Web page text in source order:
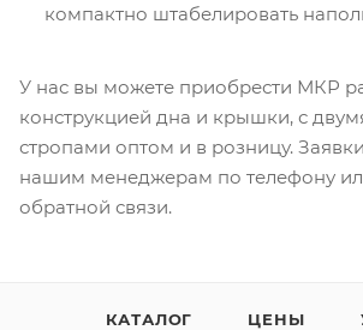
компактно штабелировать
У нас вы можете приобрести МКР
конструкцией дна и крышки, с
стропами оптом и в розницу.
нашим менеджерам по телефону
обратной связи.
КАТАЛОГ ЦЕНЫ